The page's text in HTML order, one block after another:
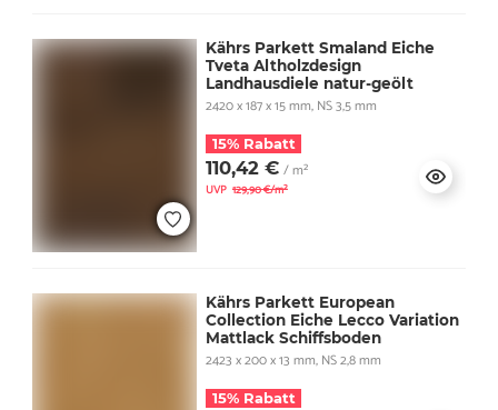
Kährs Parkett Smaland Eiche
Tveta Altholzdesign
Landhausdiele natur-geölt
2420 x 187 x 15 mm, NS 3,5 mm
15% Rabatt
110,42 € / m²
UVP 129,90 €/m²
Kährs Parkett European
Collection Eiche Lecco Variation
Mattlack Schiffsboden
2423 x 200 x 13 mm, NS 2,8 mm
15% Rabatt